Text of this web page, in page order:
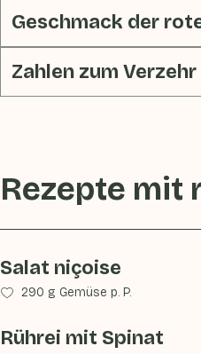
Geschmack der
Zahlen zum Verzehr
Rezepte mit
Salat niçoise
290 g Gemüse p. P.
Rührei mit Spinat